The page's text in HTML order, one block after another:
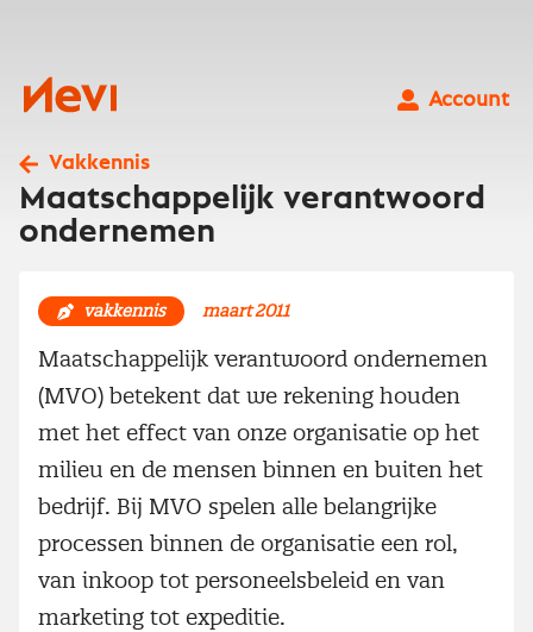
Nevi
Account
Vakkennis
Maatschappelijk verantwoord
ondernemen
vakkennis maart 2011
Maatschappelijk verantwoord ondernemen
(MVO) betekent dat we rekening houden
met het effect van onze organisatie op het
milieu en de mensen binnen en buiten het
bedrijf. Bij MVO spelen alle belangrijke
processen binnen de organisatie een rol,
van inkoop tot personeelsbeleid en van
marketing tot expeditie.